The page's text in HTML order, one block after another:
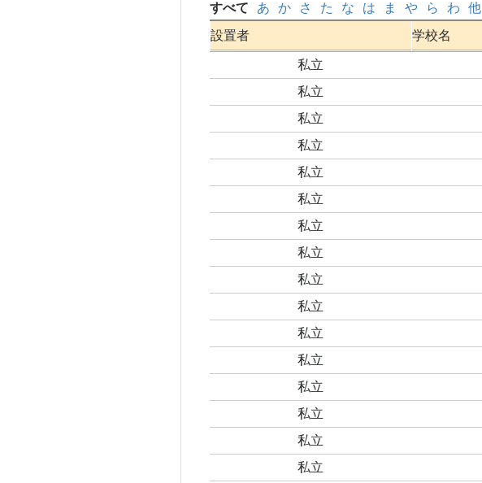
すべて あ か さ た な は ま や ら わ
他
設置者
学校名
私立
私立
私立
私立
私立
私立
私立
私立
私立
私立
私立
私立
私立
私立
私立
私立